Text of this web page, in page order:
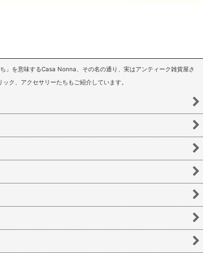
」を意味するCasa Nonna、その名の通り、実はアンティーク雑貨屋さ
ク、アクセサリーたちもご紹介しています。